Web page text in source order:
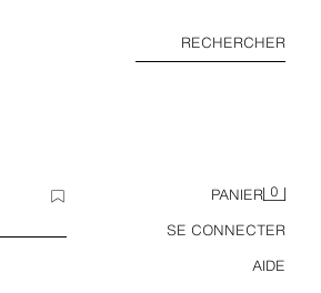
RECHERCHER
PANIER 0
SE CONNECTER
AIDE